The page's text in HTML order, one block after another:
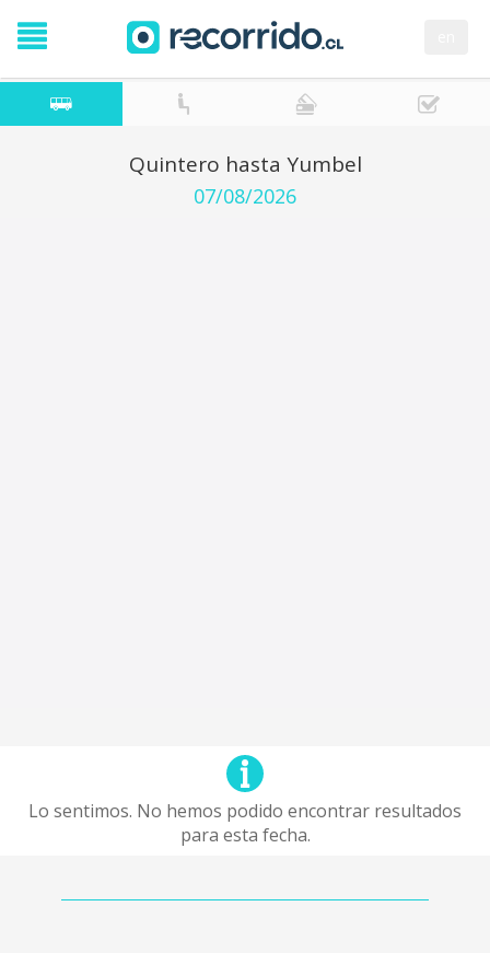
Quintero hasta Yumbel
07/08/2026
Lo sentimos. No hemos podido encontrar resultados
para esta fecha.